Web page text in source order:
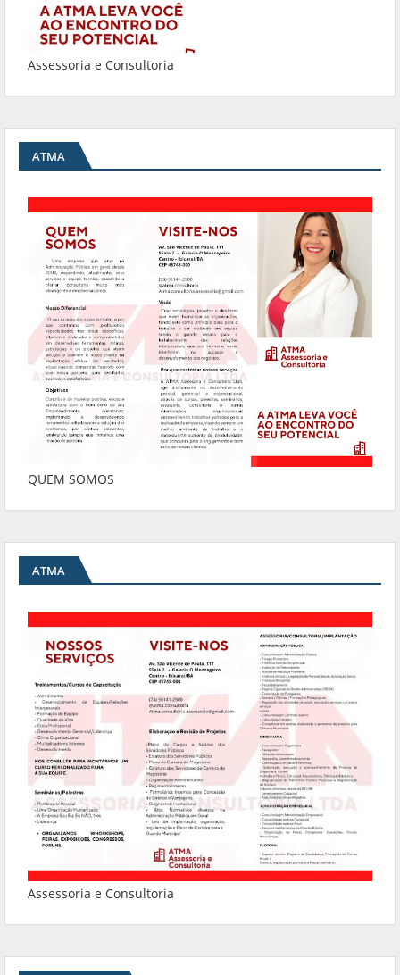
Assessoria e Consultoria
ATMA
QUEM SOMOS
ATMA
Assessoria e Consultoria